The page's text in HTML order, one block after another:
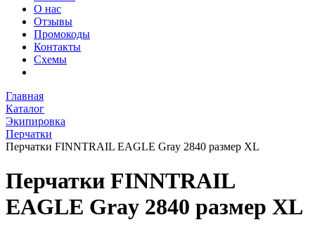
О нас
Отзывы
Промокоды
Контакты
Схемы
Главная
Каталог
Экипировка
Перчатки
Перчатки FINNTRAIL EAGLE Gray 2840 размер XL
Перчатки FINNTRAIL
EAGLE Gray 2840 размер XL